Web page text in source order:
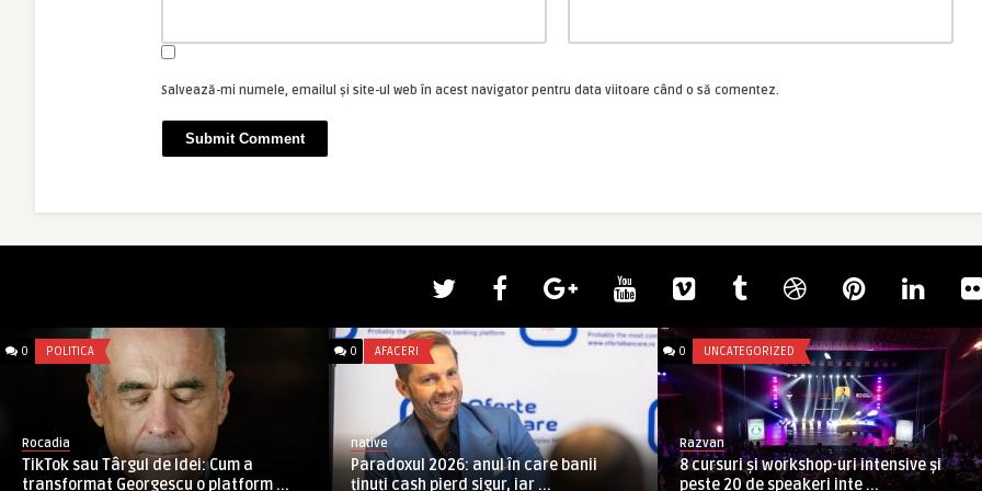
Salvează-mi numele, emailul și site-ul web în acest navigator pentru data viitoare când o să comentez.
0 POLITICA
Rocadia
TikTok sau Târgul de Idei: Cum a
transformat Georgescu o platform ...
0 AFACERI
native
Paradoxul 2026: anul în care banii
ținuți cash pierd sigur, iar ...
0 UNCATEGORIZED
Razvan
8 cursuri și workshop-uri intensive și
peste 20 de speakeri inte ...